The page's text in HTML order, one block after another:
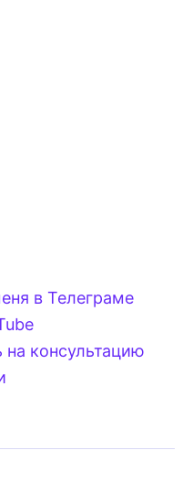
в Телеграме
на консультацию